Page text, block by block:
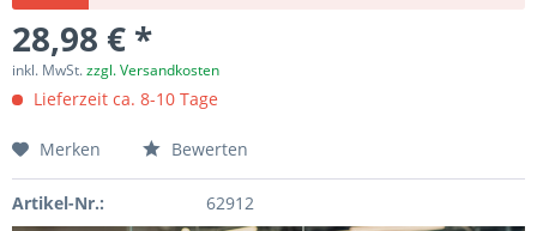
28,98 € *
inkl. MwSt.zzgl. Versandkosten
Lieferzeit ca. 8-10 Tage
Merken Bewerten
Artikel-Nr.: 62912